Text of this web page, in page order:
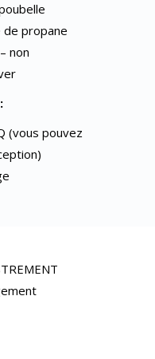
de propane
non
(vous pouvez